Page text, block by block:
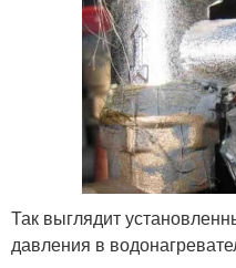
Так выглядит
давления в